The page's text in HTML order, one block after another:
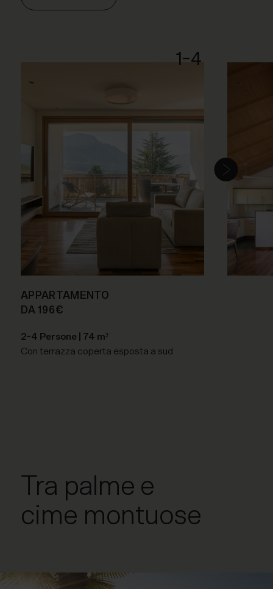
1-4
APPARTAMENTO
DA 196 €
2-4 Persone | 74 m²
Con terrazza coperta esposta a sud
Tra palme e
cime montuose